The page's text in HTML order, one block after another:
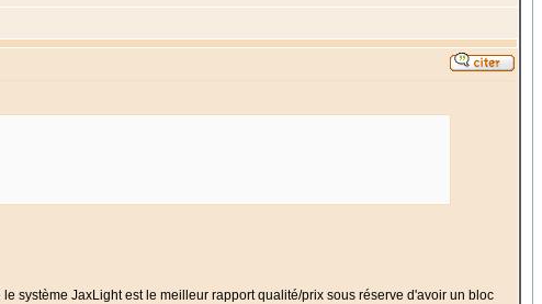
système JaxLight est le meilleur rapport qualité/prix sous réserve d'avoir un bloc